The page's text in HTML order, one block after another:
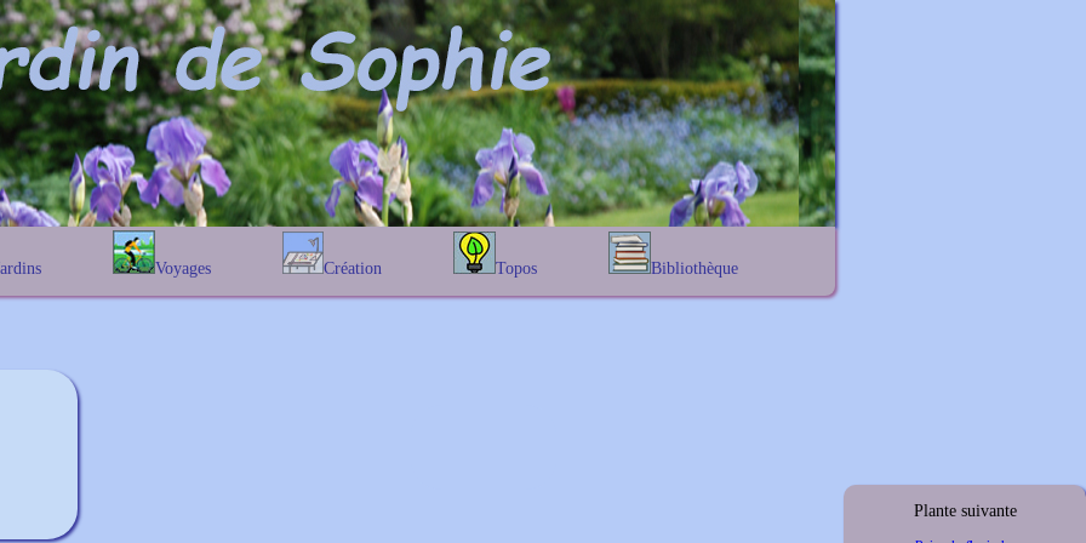
Voyages
En Belgique
Création
Prairies fleuries
Topos
Les chênes
Bibliothèque
Lexique noms propres
Plante suivante